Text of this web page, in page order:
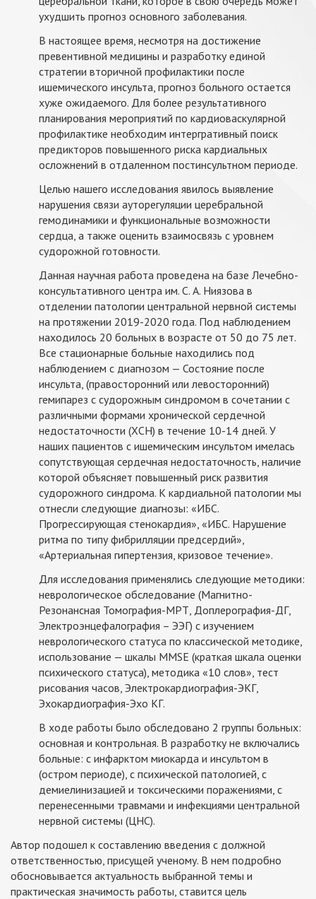
ухудшить прогноз основного заболевания.
В настоящее время, несмотря на достижение
превентивной медицины и разработку единой
стратегии вторичной профилактики после
ишемического инсульта, прогноз больного остается
хуже ожидаемого. Для более результативного
планирования мероприятий по кардиоваскулярной
профилактике необходим интергративный поиск
предикторов повышенного риска кардиальных
осложнений в отдаленном постинсультном периоде.
Целью нашего исследования явилось выявление
нарушения связи ауторегуляции церебральной
гемодинамики и функциональные возможности
сердца, а также оценить взаимосвязь с уровнем
судорожной готовности.
Данная научная работа проведена на базе Лечебно-
консультативного центра им. С. А. Ниязова в
отделении патологии центральной нервной системы
на протяжении 2019-2020 года. Под наблюдением
находилось 20 больных в возрасте от 50 до 75 лет.
Все стационарные больные находились под
наблюдением с диагнозом — Состояние после
инсульта, (правосторонний или левосторонний)
гемипарез с судорожным синдромом в сочетании с
различными формами хронической сердечной
недостаточности (ХСН) в течение 10-14 дней. У
наших пациентов с ишемическим инсультом имелась
сопутствующая сердечная недостаточность, наличие
которой объясняет повышенный риск развития
судорожного синдрома. К кардиальной патологии мы
отнесли следующие диагнозы: «ИБС.
Прогрессирующая стенокардия», «ИБС. Нарушение
ритма по типу фибрилляции предсердий»,
«Артериальная гипертензия, кризовое течение».
Для исследования применялись следующие методики:
неврологическое обследование (Магнитно-
Резонансная Томография-МРТ, Доплерография-ДГ,
Электроэнцефалография – ЭЭГ) с изучением
неврологического статуса по классической методике,
использование — шкалы ММSE (краткая шкала оценки
психического статуса), методика «10 слов», тест
рисования часов, Электрокардиография-ЭКГ,
Эхокардиография-Эхо КГ.
В ходе работы было обследовано 2 группы больных:
основная и контрольная. В разработку не включались
больные: с инфарктом миокарда и инсультом в
(остром периоде), с психической патологией, с
демиелинизацией и токсическими поражениями, с
перенесенными травмами и инфекциями центральной
нервной системы (ЦНС).
Автор подошел к составлению введения с должной
ответственностью, присущей ученому. В нем подробно
обосновывается актуальность выбранной темы и
практическая значимость работы, ставится цель